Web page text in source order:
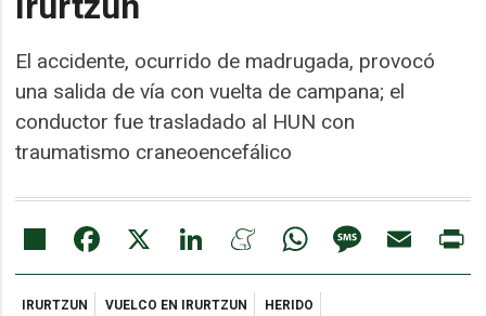
El accidente, ocurrido de madrugada, provocó
una salida de vía con vuelta de campana; el
conductor fue trasladado al HUN con
traumatismo craneoencefálico
Share Facebook LinkedIn MeneameWhatsAppMessageEmail
IRURTZUN VUELCO EN IRURTZUN HERIDO